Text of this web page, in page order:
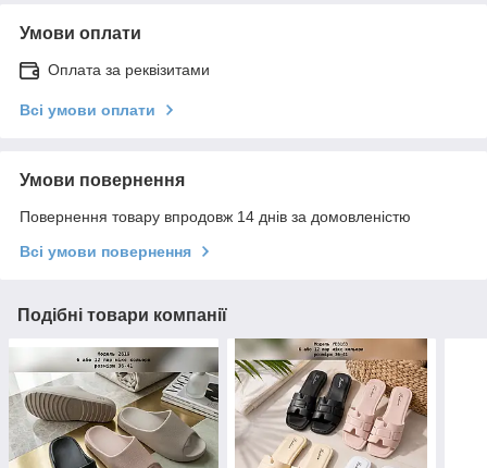
Умови оплати
Оплата за реквізитами
Всі умови оплати
Умови повернення
Повернення товару впродовж 14 днів за домовленістю
Всі умови повернення
Подібні товари компанії